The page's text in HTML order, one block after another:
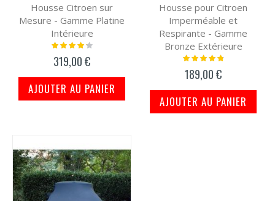
Housse Citroen sur
Mesure - Gamme Platine
Intérieure
Notation:
319,00 €
AJOUTER AU PANIER
Housse pour Citroen
Imperméable et
Respirante - Gamme
Bronze Extérieure
Notation:
189,00 €
AJOUTER AU PANIER